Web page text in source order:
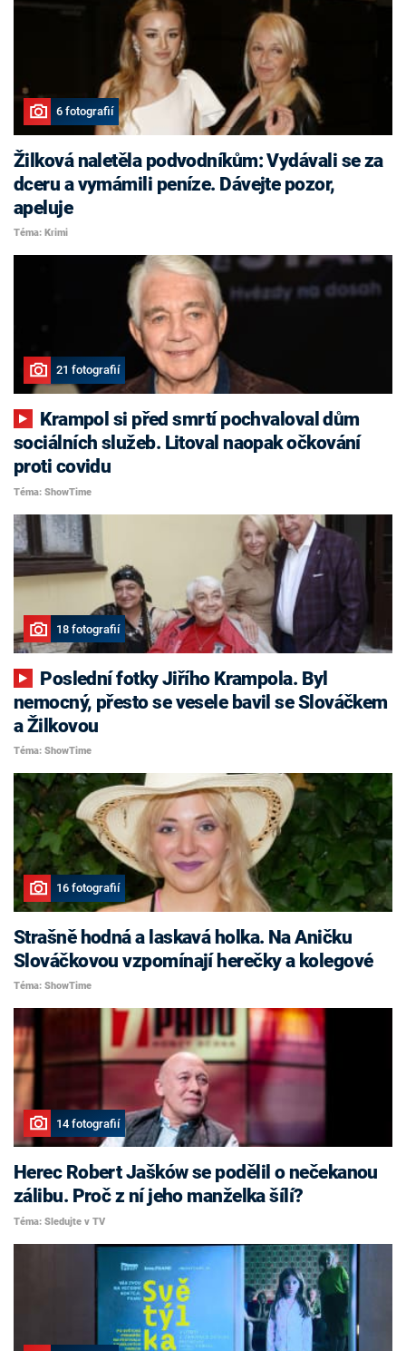
6 fotografií
Žilková naletěla podvodníkům: Vydávali se za
dceru a vymámili peníze. Dávejte pozor,
apeluje
Téma: Krimi
21 fotografií
sociálních služeb. Litoval naopak očkování
proti covidu
Téma: ShowTime
18 fotografií
nemocný, přesto se vesele bavil se Slováčkem
a Žilkovou
Téma: ShowTime
16 fotografií
Strašně hodná a laskavá holka. Na Aničku
Slováčkovou vzpomínají herečky a kolegové
Téma: ShowTime
14 fotografií
Herec Robert Jašków se podělil o nečekanou
zálibu. Proč z ní jeho manželka šílí?
Téma: Sledujte v TV